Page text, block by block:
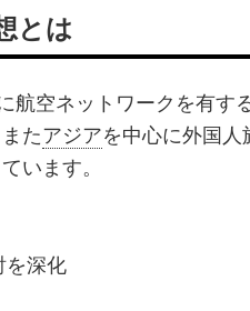
とは
航空ネットワークを有
たアジアを中心に外国
います。
を深化